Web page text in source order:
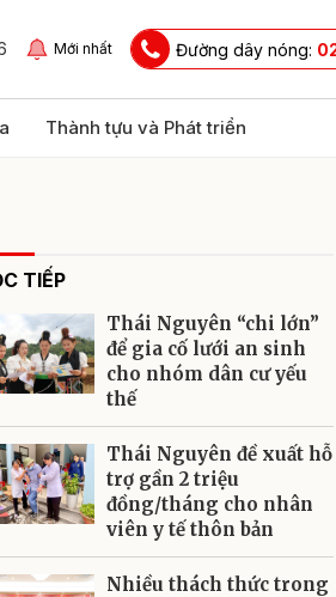
Mới nhất Đường dây nóng:
Thành tựu và Phát triển
TIẾP
Thái Nguyên “chi lớn”
để gia cố lưới an sinh
cho nhóm dân cư yếu
thế
Thái Nguyên đề xuất hỗ
trợ gần 2 triệu
đồng/tháng cho nhân
viên y tế thôn bản
Nhiều thách thức trong